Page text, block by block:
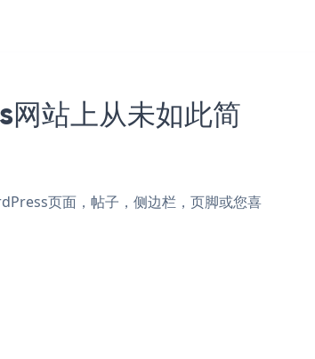
站上从未如此简
页面，帖子，侧边栏，页脚或您喜